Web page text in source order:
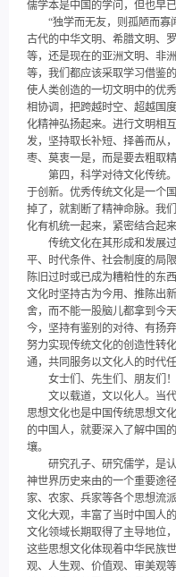
儒学本是中国的学问，但也早
“独学而无友，则孤陋而寡
古代的中华文明、希腊文明、
等，还是现在的亚洲文明、非
等，我们都应该采取学习借鉴
使人类创造的一切文明中的优
相协调，把跨越时空、超越国
化精神弘扬起来。进行文明相
发，坚持取长补短、择善而从
枣、莫衷一是，而是要去粗取精
第四，科学对待文化传统。
于创新。优秀传统文化是一个
掉了，就割断了精神命脉。我
化有机统一起来，紧密结合起
传统文化在其形成和发展过
平、时代条件、社会制度的局
陈旧过时或已成为糟粕性的东
文化时坚持古为今用、推陈出
舍，而不能一股脑儿都拿到今
今，坚持有鉴别的对待、有扬
努力实现传统文化的创造性转
通，共同服务以文化人的时代任
女士们、先生们、朋友们！
文以载道，文以化人。当代
思想文化也是中国传统思想文
的中国人，就要深入了解中国
壤。
研究孔子、研究儒学，是认
神世界历史来由的一个重要途
家、农家、兵家等各个思想流
文化大观，丰富了当时中国人
文化领域长期取得了主导地位
这些思想文化体现着中华民族
观、人生观、价值观、审美观